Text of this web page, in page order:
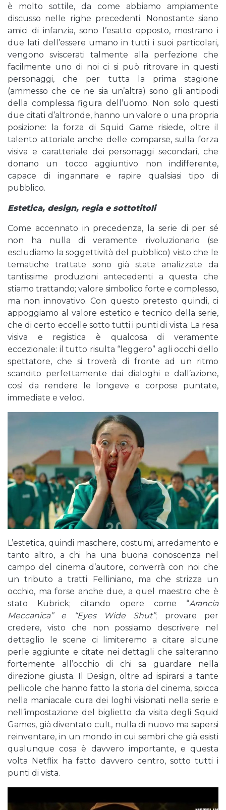
è molto sottile, da come abbiamo ampiamente
discusso nelle righe precedenti. Nonostante siano
amici di infanzia, sono l’esatto opposto, mostrano i
due lati dell’essere umano in tutti i suoi particolari,
vengono sviscerati talmente alla perfezione che
facilmente uno di noi ci si può ritrovare in questi
personaggi, che per tutta la prima stagione
(ammesso che ce ne sia un’altra) sono gli antipodi
della complessa figura dell’uomo. Non solo questi
due citati d’altronde, hanno un valore o una propria
posizione: la forza di Squid Game risiede, oltre il
talento attoriale anche delle comparse, sulla forza
visiva e caratteriale dei personaggi secondari, che
donano un tocco aggiuntivo non indifferente,
capace di ingannare e rapire qualsiasi tipo di
pubblico.
Estetica, design, regia e sottotitoli
Come accennato in precedenza, la serie di per sé
non ha nulla di veramente rivoluzionario (se
escludiamo la soggettività del pubblico) visto che le
tematiche trattate sono già state analizzate da
tantissime produzioni antecedenti a questa che
stiamo trattando; valore simbolico forte e complesso,
ma non innovativo. Con questo pretesto quindi, ci
appoggiamo al valore estetico e tecnico della serie,
che di certo eccelle sotto tutti i punti di vista. La resa
visiva e registica è qualcosa di veramente
eccezionale: il tutto risulta “leggero” agli occhi dello
spettatore, che si troverà di fronte ad un ritmo
scandito perfettamente dai dialoghi e dall’azione,
così da rendere le longeve e corpose puntate,
immediate e veloci.
L’estetica, quindi maschere, costumi, arredamento e
tanto altro, a chi ha una buona conoscenza nel
campo del cinema d’autore, converrà con noi che
un tributo a tratti Felliniano, ma che strizza un
occhio, ma forse anche due, a quel maestro che è
stato Kubrick; citando opere come “Arancia
Meccanica” e “Eyes Wide Shut”; provare per
credere, visto che non possiamo descrivere nel
dettaglio le scene ci limiteremo a citare alcune
perle aggiunte e citate nei dettagli che salteranno
fortemente all’occhio di chi sa guardare nella
direzione giusta. Il Design, oltre ad ispirarsi a tante
pellicole che hanno fatto la storia del cinema, spicca
nella maniacale cura dei loghi visionati nella serie e
nell’impostazione del biglietto da visita degli Squid
Games, già diventato cult, nulla di nuovo ma sapersi
reinventare, in un mondo in cui sembri che già esisti
qualunque cosa è davvero importante, e questa
volta Netflix ha fatto davvero centro, sotto tutti i
punti di vista.